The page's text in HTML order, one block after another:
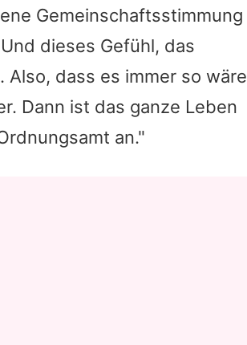
Gemeinschaftsstimmung
dieses Gefühl, das
dass es immer so wäre
Dann ist das ganze Leben
an."